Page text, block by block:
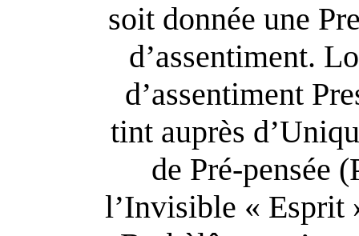
soit donnée une
d’assentiment.
d’assentiment
tint auprès
de Pré-
l’Invisible « Esprit